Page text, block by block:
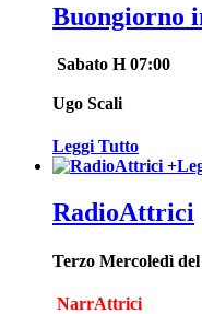
Buongiorno
Sabato H 07:00
Ugo Scali
Leggi Tutto
+
RadioAttrici
Terzo Mercoledì del
NarrAttrici